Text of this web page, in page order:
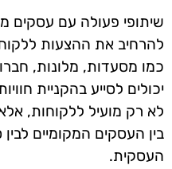
שיתופי פעולה עם עסקים
להרחיב את ההצעות
כמו מסעדות, מלונות,
יכולים לסייע בהקניית
לא רק מועיל ללקוחות,
בין העסקים המקומיים
העסקית.